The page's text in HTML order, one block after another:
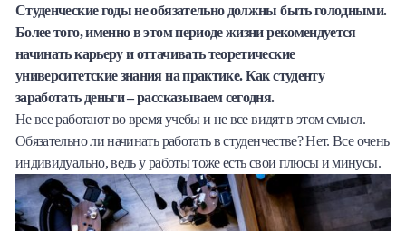
Халва
Онлайн-обменник
Премиальный сервис Prime Line
Мобильный банк MOBY
Потребительский кредит
Студенческие годы не обязательно должны быть голодными.
Более того, именно в этом периоде жизни рекомендуется
начинать карьеру и оттачивать теоретические
университетские знания на практике. Как студенту
заработать деньги – рассказываем сегодня.
Не все работают во время учебы и не все видят в этом смысл.
Обязательно ли начинать работать в студенчестве? Нет. Все очень
индивидуально, ведь у работы тоже есть свои плюсы и минусы.